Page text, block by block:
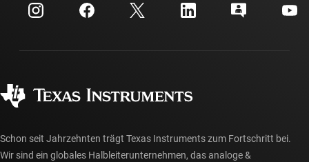
Investorenbeziehungen
Fertigung
Kundensupportzentrum
myTI-Konto FAQs
Häufig gestellte Fragen zu Bestellungen
Schon seit Jahrzehnten trägt Texas Instruments zum Fortschritt bei.
Wir sind ein globales Halbleiterunternehmen, das analoge &